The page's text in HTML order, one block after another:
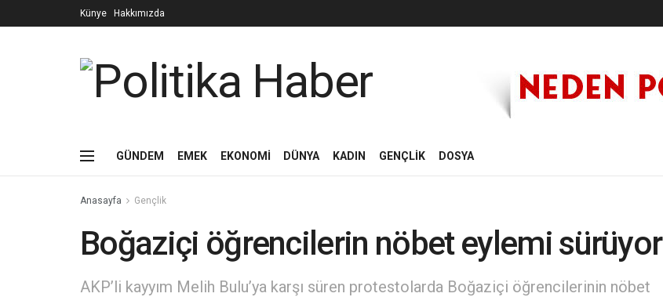
Künye Hakkımızda
GÜNDEM EMEK EKONOMİ DÜNYA KADIN GENÇLİK DOSYA
Anasayfa Gençlik
Boğaziçi öğrencilerin nöbet eylemi sürüyor
AKP’li kayyım Melih Bulu’ya karşı süren protestolarda Boğaziçi öğrencilerinin nöbet